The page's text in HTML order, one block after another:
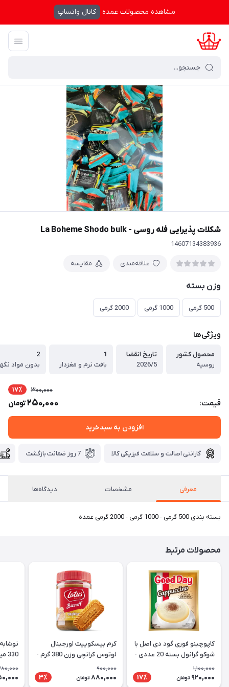
مشاهده محصولات عمده کانال واتساپ
کرال شاپینگ / فهرست محصولات
شکلات پذیرایی فله روسی - La Boheme Shodo bulk
14607134383936
علاقه‌مندی مقایسه
وزن بسته
500 گرمی 1000 گرمی 2000 گرمی
ویژگی‌ها
محصول کشور
روسیه
تاریخ انقضا
2026/5
1
بافت نرم و مغزدار
2
بدون مواد
قیمت:
300,000 17٪
250,000تومان
افزودن به سبدخرید
گارانتی اصالت و سلامت فیزیکی کالا 7 روز ضمانت بازگشت
معرفی مشخصات دیدگاه‌ها
بسته بندی 500 گرمی - 1000 گرمی - 2000 گرمی عمده
محصولات مرتبط
کاپوچینو فوری گود دی اصل با
شوکو گرانول بسته 20 عددی -
Good Day Cappuccino
1,100,000
920,000 تومان 17٪
کرم بیسکوییت اورجینال
لوتوس کرانچی وزن 380 گرم -
Lotus
900,000
880,000 تومان 3٪
330 میل CocaCola Vanilla